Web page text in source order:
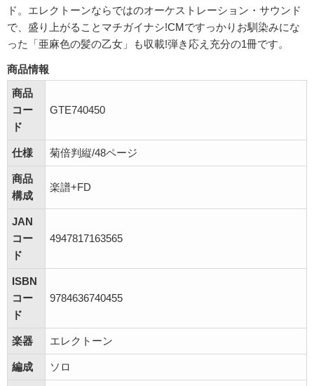
ド。エレクトーンならではのオーケストレーション・サウンド
で、盛り上がることマチガイナシ!CMですっかりお馴染みにな
った「亜麻色の髪の乙女」も収載!弾き応え充分の1冊です。
商品情報
商品
コー
ド
GTE740450
仕様 菊倍判縦/48ページ
商品
構成
楽譜+FD
JAN
コー
ド
4947817163565
ISBN
コー
ド
9784636740455
楽器 エレクトーン
編成 ソロ